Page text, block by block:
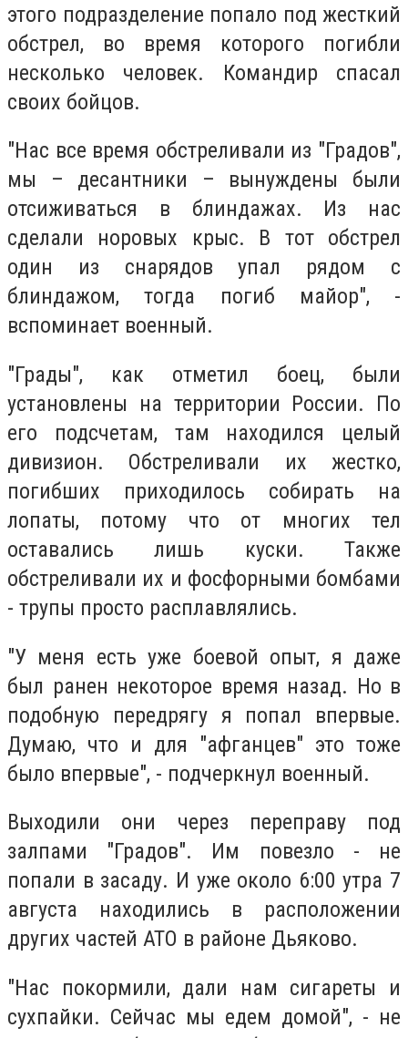
этого подразделение попало под жесткий
обстрел, во время которого погибли
несколько человек. Командир спасал
своих бойцов.
"Нас все время обстреливали из "Градов",
мы – десантники – вынуждены были
отсиживаться в блиндажах. Из нас
сделали норовых крыс. В тот обстрел
один из снарядов упал рядом с
блиндажом, тогда погиб майор", -
вспоминает военный.
"Грады", как отметил боец, были
установлены на территории России. По
его подсчетам, там находился целый
дивизион. Обстреливали их жестко,
погибших приходилось собирать на
лопаты, потому что от многих тел
оставались лишь куски. Также
обстреливали их и фосфорными бомбами
- трупы просто расплавлялись.
"У меня есть уже боевой опыт, я даже
был ранен некоторое время назад. Но в
подобную передрягу я попал впервые.
Думаю, что и для "афганцев" это тоже
было впервые", - подчеркнул военный.
Выходили они через переправу под
залпами "Градов". Им повезло - не
попали в засаду. И уже около 6:00 утра 7
августа находились в расположении
других частей АТО в районе Дьяково.
"Нас покормили, дали нам сигареты и
сухпайки. Сейчас мы едем домой", - не